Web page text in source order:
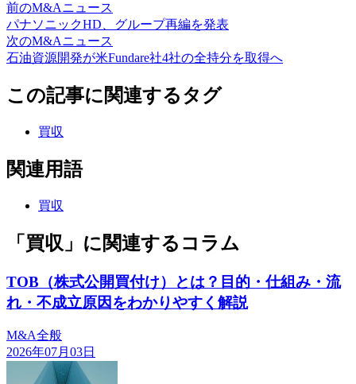
前のM&Aニュース
パナソニックHD、グループ再編を発表
次のM&Aニュース
石油資源開発が米Fundare社4社の全持分を取得へ
この記事に関連するタグ
買収
関連用語
買収
「買収」に関連するコラム
TOB（株式公開買付け）とは？目的・仕組み・流
れ・不成立原因をわかりやすく解説
M&A全般
2026年07月03日